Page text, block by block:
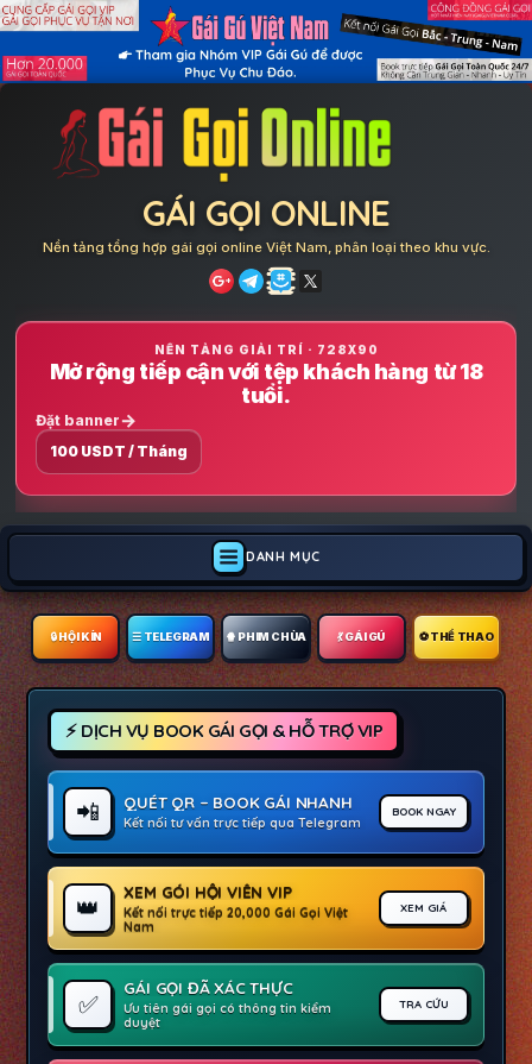
Skip
content
GÁI GỌI ONLINE
Nền tảng tổng hợp gái gọi online Việt Nam, phân loại theo khu vực.
NỀN TẢNG GIẢI TRÍ · 728X90
Mở rộng tiếp cận với tệp khách hàng từ 18
tuổi.
Đặt banner
100 USDT / Tháng
DANH MỤC
🔒︎ HỘI KÍN ☰ TELEGRAM 🍿 PHIM CHÙA 💃 GÁI GÚ ⚽ THỂ THAO
⚡ DỊCH VỤ BOOK GÁI GỌI & HỖ TRỢ VIP
📲 QUÉT QR – BOOK GÁI NHANH
Kết nối tư vấn trực tiếp qua Telegram
BOOK NGAY
👑
XEM GÓI HỘI VIÊN VIP
Kết nối trực tiếp 20,000 Gái Gọi Việt
Nam
XEM GIÁ
✅
GÁI GỌI ĐÃ XÁC THỰC
Ưu tiên gái gọi có thông tin kiểm
duyệt
TRA CỨU